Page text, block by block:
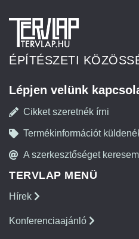
ÉPÍTÉSZETI
Lépjen velünk
Cikket szeretnék írni
Termékinformációt
A szerkesztőséget keresem
TERVLAP MENÜ
Hírek
Konferenciaajánló